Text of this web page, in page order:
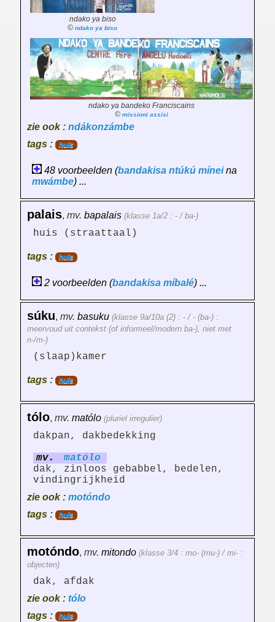
ndako ya biso
© ndako ya biso
ndako ya bandeko Franciscains
© missioni assisi
zie ook : ndákonzámbe
tags :
huis
48 voorbeelden (bandakisa ntúkú míneina
mwámbe) ...
palais, mv. bapalais (klasse 1a/2 : - / ba-)
huis (straattaal)
tags : huis
2 voorbeelden (bandakisa míbalé) ...
súku, mv. basuku (klasse 9a/10a (2) : - / - (ba-) :
meervoud uit contekst (of informeel/modern ba-), niet met
n-/m-)
(slaap)kamer
tags : huis
tólo, mv. matólo (pluriel irregulier)
dakpan, dakbedekking
mv.
matólo
dak, zinloos gebabbel, bedelen,
vindingrijkheid
zie ook : motóndo
tags :
huis
motóndo, mv. mitondo (klasse 3/4 : mo- (mu-) / mi- :
objecten)
dak, afdak
zie ook : tólo
tags :
huis